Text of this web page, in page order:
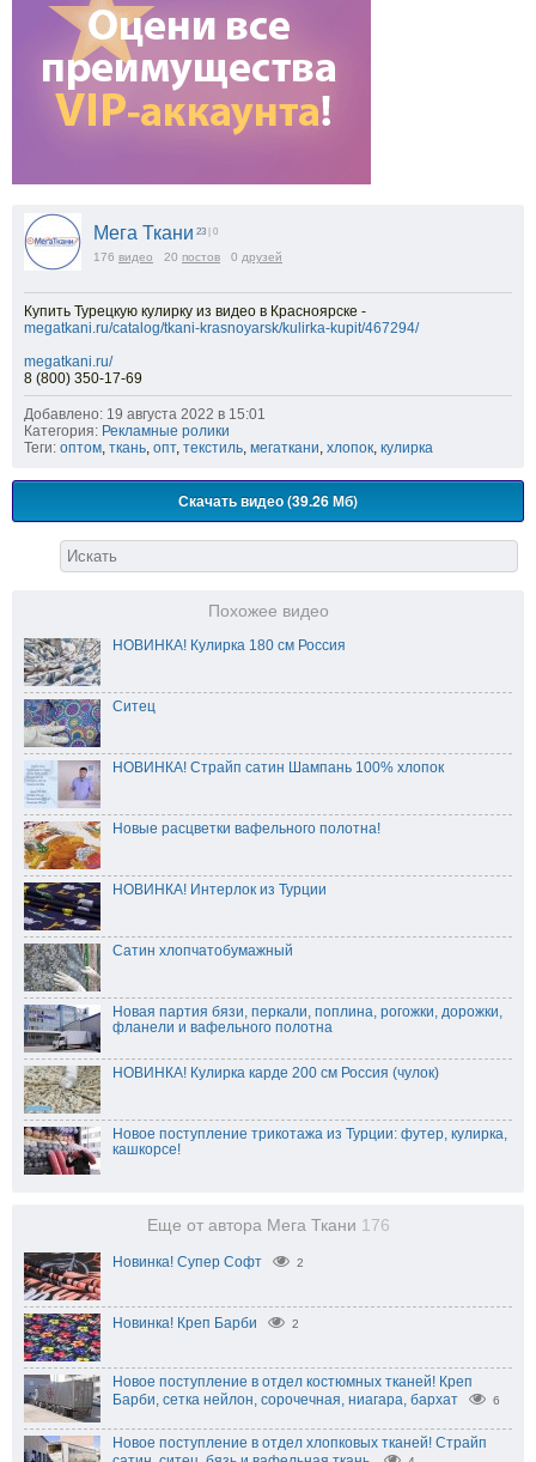
Мега Ткани 23 | 0
176 видео 20 постов 0 друзей
Купить Турецкую кулирку из видео в Красноярске -
megatkani.ru/catalog/tkani-krasnoyarsk/kulirka-kupit/467294/
megatkani.ru/
8 (800) 350-17-69
Добавлено: 19 августа 2022 в 15:01
Категория: Рекламные ролики
Теги: оптом ткань опт, текстиль мегаткани хлопок кулирка
Скачать видео (39.26 Мб)
Похожее видео
НОВИНКА! Кулирка 180 см Россия
Ситец
НОВИНКА! Страйп сатин Шампань 100% хлопок
Новые расцветки вафельного полотна!
НОВИНКА! Интерлок из Турции
Сатин хлопчатобумажный
Новая партия бязи, перкали, поплина, рогожки, дорожки,
фланели и вафельного полотна
НОВИНКА! Кулирка карде 200 см Россия (чулок)
Новое поступление трикотажа из Турции: футер, кулирка,
кашкорсе!
Еще от автора Мега Ткани 176
Новинка! Супер Софт 2
Новинка! Креп Барби 2
Новое поступление в отдел костюмных тканей! Креп
Барби, сетка нейлон, сорочечная, ниагара, бархат
6
Новое поступление в отдел хлопковых тканей! Страйп